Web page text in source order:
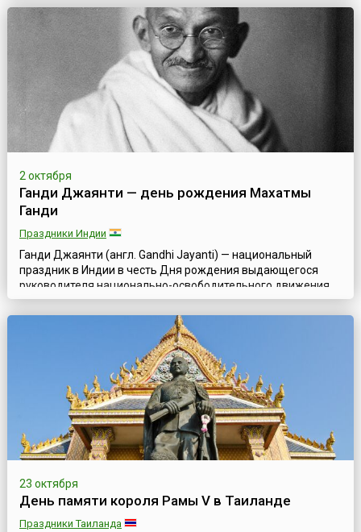
половиной тысяч лет. Конфуцианская философия
подразумевает самовоспитание, базирующееся на пяти
добродетелях: добросердечии, справе...
2 октября
Ганди Джаянти — день рождения Махатмы
Ганди
Праздники Индии
Ганди Джаянти (англ. Gandhi Jayanti) — национальный
праздник в Индии в честь Дня рождения выдающегося
руководителя национально-освободительного движения
индийского народа Мохандаса Карамчанда Ганди (англ.
Mohandas Karamchand Gandhi) — официально названного в
Индии Отцом нации. Праздник ежегодно отмечается 2
октября в стране повсеместно и является одним из трех
официально провозглашенных национальн...
23 октября
День памяти короля Рамы V в Таиланде
Праздники Таиланда